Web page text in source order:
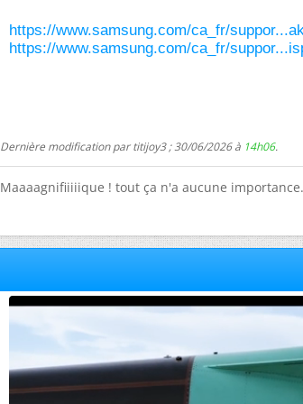
https://www.samsung.com/ca_fr/
https://www.samsung.com/ca_fr/
Dernière modification par titijoy3 ; 30/06/2026 à 14h06.
Maaaagnifiiiiique ! tout ça n'a aucune